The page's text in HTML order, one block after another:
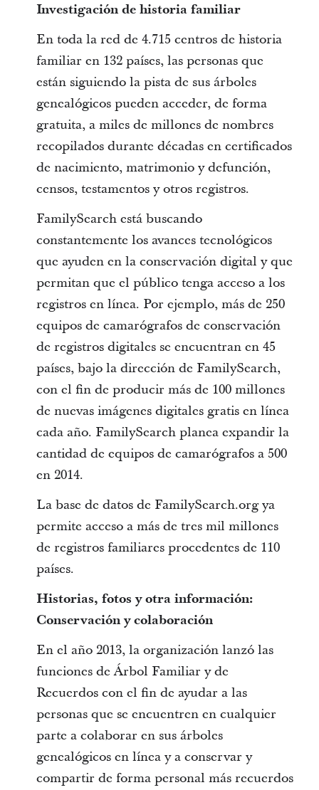
Investigación de historia familiar
En toda la red de 4.715 centros de historia
familiar en 132 países, las personas que
están siguiendo la pista de sus árboles
genealógicos pueden acceder, de forma
gratuita, a miles de millones de nombres
recopilados durante décadas en certificados
de nacimiento, matrimonio y defunción,
censos, testamentos y otros registros.
FamilySearch está buscando
constantemente los avances tecnológicos
que ayuden en la conservación digital y que
permitan que el público tenga acceso a los
registros en línea. Por ejemplo, más de 250
equipos de camarógrafos de conservación
de registros digitales se encuentran en 45
países, bajo la dirección de FamilySearch,
con el fin de producir más de 100 millones
de nuevas imágenes digitales gratis en línea
cada año. FamilySearch planea expandir la
cantidad de equipos de camarógrafos a 500
en 2014.
La base de datos de FamilySearch.org ya
permite acceso a más de tres mil millones
de registros familiares procedentes de 110
países.
Historias, fotos y otra información:
Conservación y colaboración
En el año 2013, la organización lanzó las
funciones de Árbol Familiar y de
Recuerdos con el fin de ayudar a las
personas que se encuentren en cualquier
parte a colaborar en sus árboles
genealógicos en línea y a conservar y
compartir de forma personal más recuerdos